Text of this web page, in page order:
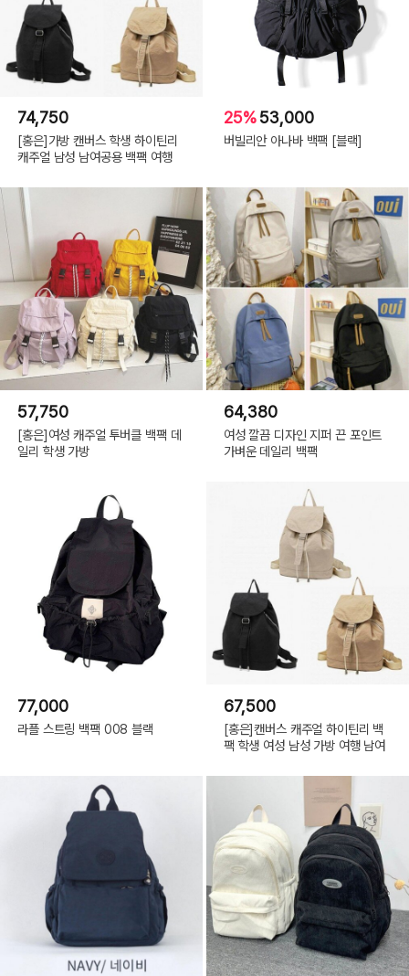
74,750
[홍은]가방 캔버스 학생 하이틴리
캐주얼 남성 남여공용 백팩 여행
25%53,000
버빌리안 아나바 백팩 [블랙]
57,750
[홍은]여성 캐주얼 투버클 백팩 데
일리 학생 가방
64,380
여성 깔끔 디자인 지퍼 끈 포인트
가벼운 데일리 백팩
77,000
라플 스트링 백팩 008 블랙
67,500
[홍은]캔버스 캐주얼 하이틴리 백
팩 학생 여성 남성 가방 여행 남여